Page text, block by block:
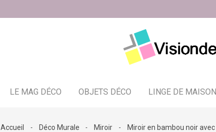
LE MAG DÉCO OBJETS DÉCO LINGE DE MAISON
Accueil Déco Murale Miroir Miroir en bambou noir